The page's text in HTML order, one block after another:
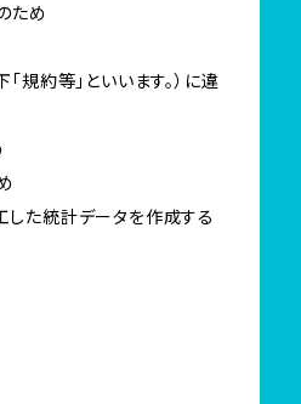
ため
規約等」といいます。）に違
した統計データを作成する